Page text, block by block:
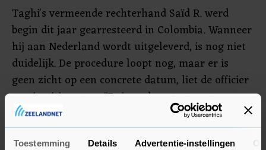
Toestemming Details Advertentie-instellingen
Taghi's vermeende rechterhand Saïd R. werd
begin dit jaar gearresteerd in Colombia. Wanneer
hij aan Nederland wordt uitgeleverd, is nog niet
duidelijk. De procedure loopt nog, maar er is
geen zicht op een concrete datum, liet de officier
van justitie weten. "Er is veel contact met
Colombia. De urgentie en het belang van de
uitlevering wordt iedere keer benadrukt", zei ze.